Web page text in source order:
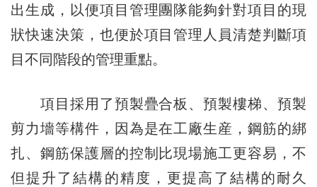
出生成，以便項目管理團隊能夠針對項目的現
狀快速決策，也便於項目管理人員清楚判斷項
目不同階段的管理重點。
項目採用了預製疊合板、預製樓梯、預製
剪力墻等構件，因為是在工廠生産，鋼筋的綁
扎、鋼筋保護層的控制比現場施工更容易，不
但提升了結構的精度，更提高了結構的耐久